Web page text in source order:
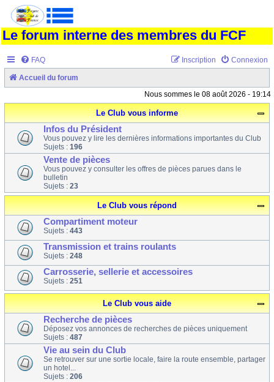
Le forum interne des membres du FCF
FAQ Connexion
Inscription
Accueil du forum
Nous sommes le 08 août 2026 - 19:14
Le Club vous informe
Infos du Président
Vous pouvez y lire les dernières informations importantes du Club
Sujets : 196
Vente de pièces
Vous pouvez y consulter les offres de pièces parues dans le
bulletin
Sujets : 23
Le Club vous répond
Compartiment moteur
Sujets : 443
Transmission et trains roulants
Sujets : 248
Carrosserie, sellerie et accessoires
Sujets : 251
Le Club vous aide
Recherche de pièces
Déposez vos annonces de recherches de pièces uniquement
Sujets : 487
Vie au sein du Club
Se retrouver sur une sortie locale, faire la route ensemble, partager
un hotel...
Sujets : 206